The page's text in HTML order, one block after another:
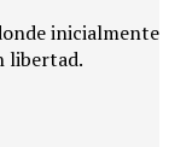
inicialmente
libertad.